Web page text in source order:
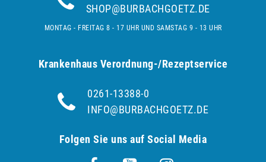
SHOP@BURBACHGOETZ.DE
MONTAG - FREITAG 8 - 17 UHR UND SAMSTAG 9 - 13 UHR
Krankenhaus Verordnung-/Rezeptservice
0261-13388-0
INFO@BURBACHGOETZ.DE
Folgen Sie uns auf Social Media